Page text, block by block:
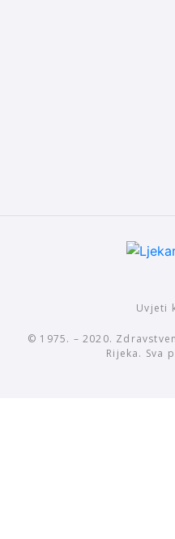
Uvjeti
© 1975. – 2020.
Rijeka. Sva